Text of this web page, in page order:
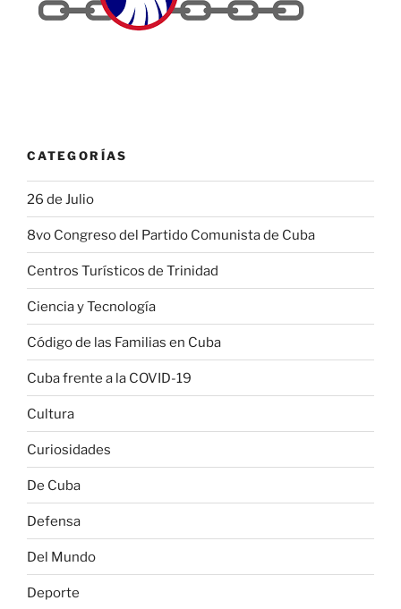
CATEGORÍAS
26 de Julio
8vo Congreso del Partido Comunista de Cuba
Centros Turísticos de Trinidad
Ciencia y Tecnología
Código de las Familias en Cuba
Cuba frente a la COVID-19
Cultura
Curiosidades
De Cuba
Defensa
Del Mundo
Deporte